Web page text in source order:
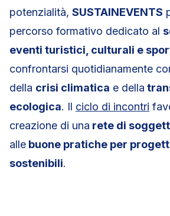
potenzialità, SUSTAINEVENTS
percorso formativo dedicato al
eventi turistici, culturali e
confrontarsi quotidianamente
della crisi climatica e della
ecologica. Il ciclo di incontri
creazione di una rete di
alle buone pratiche per
sostenibili.